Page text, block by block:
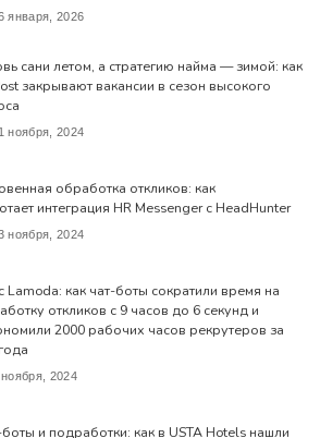
января, 2026
сани летом, а стратегию найма — зимой: как
закрывают вакансии в сезон высокого
ноября, 2024
обработка откликов: как
интеграция HR Messenger с HeadHunter
ноября, 2024
Lamoda: как чат-боты сократили время на
откликов с 9 часов до 6 секунд и
2000 рабочих часов рекрутеров за
2024
и подработки: как в USTA Hotels нашли